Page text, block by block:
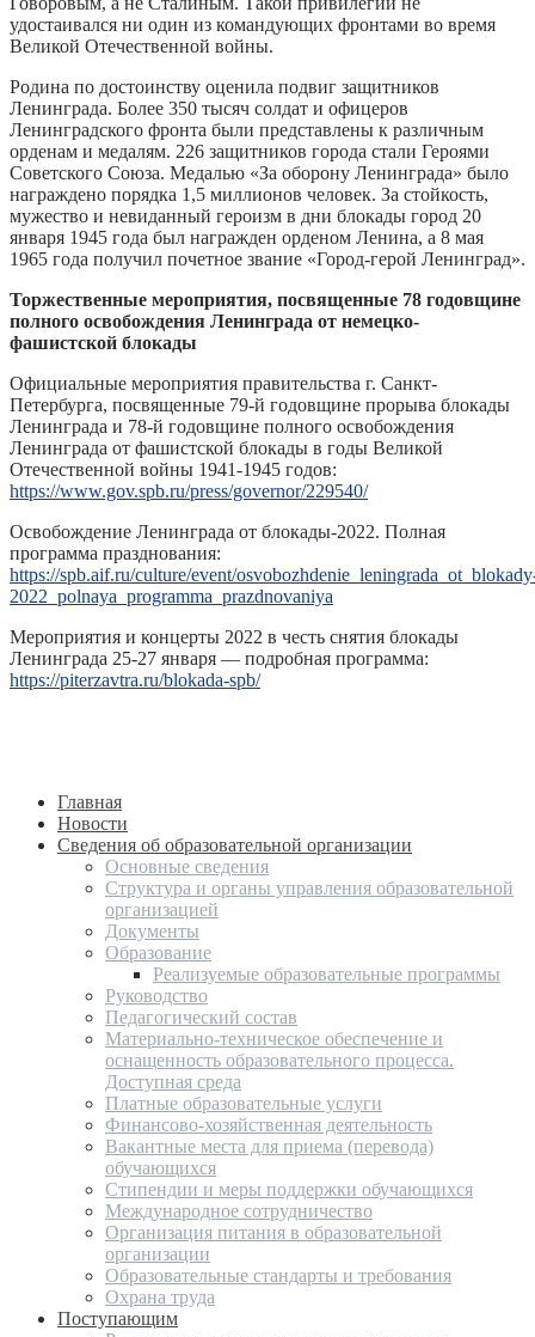
удостаивался ни один из командующих фронтами во время
Великой Отечественной войны.
Родина по достоинству оценила подвиг защитников
Ленинграда. Более 350 тысяч солдат и офицеров
Ленинградского фронта были представлены к различным
орденам и медалям. 226 защитников города стали Героями
Советского Союза. Медалью «За оборону Ленинграда» было
награждено порядка 1,5 миллионов человек. За стойкость,
мужество и невиданный героизм в дни блокады город 20
января 1945 года был награжден орденом Ленина, а 8 мая
1965 года получил почетное звание «Город-герой Ленинград».
Торжественные мероприятия, посвященные 78 годовщине
полного освобождения Ленинграда от немецко-
фашистской блокады
Официальные мероприятия правительства г. Санкт-
Петербурга, посвященные 79-й годовщине прорыва блокады
Ленинграда и 78-й годовщине полного освобождения
Ленинграда от фашистской блокады в годы Великой
Отечественной войны 1941-1945 годов:
https://www.gov.spb.ru/press/governor/229540/
Освобождение Ленинграда от блокады-2022. Полная
программа празднования:
https://spb.aif.ru/culture/event/
2022_polnaya_programma_prazdnovaniya
Мероприятия и концерты 2022 в честь снятия блокады
Ленинграда 25-27 января — подробная программа:
https://piterzavtra.ru/blokada-spb/
Главная
Новости
Сведения об образовательной организации
Основные сведения
Структура и органы управления образовательной
организацией
Документы
Образование
Реализуемые образовательные программы
Руководство
Педагогический состав
Материально-техническое обеспечение и
оснащенность образовательного процесса.
Доступная среда
Платные образовательные услуги
Финансово-хозяйственная деятельность
Вакантные места для приема (перевода)
обучающихся
Стипендии и меры поддержки обучающихся
Международное сотрудничество
Организация питания в образовательной
организации
Образовательные стандарты и требования
Охрана труда
Поступающим